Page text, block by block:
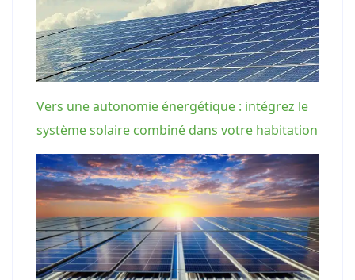
Vers une autonomie énergétique : intégrez le
système solaire combiné dans votre habitation